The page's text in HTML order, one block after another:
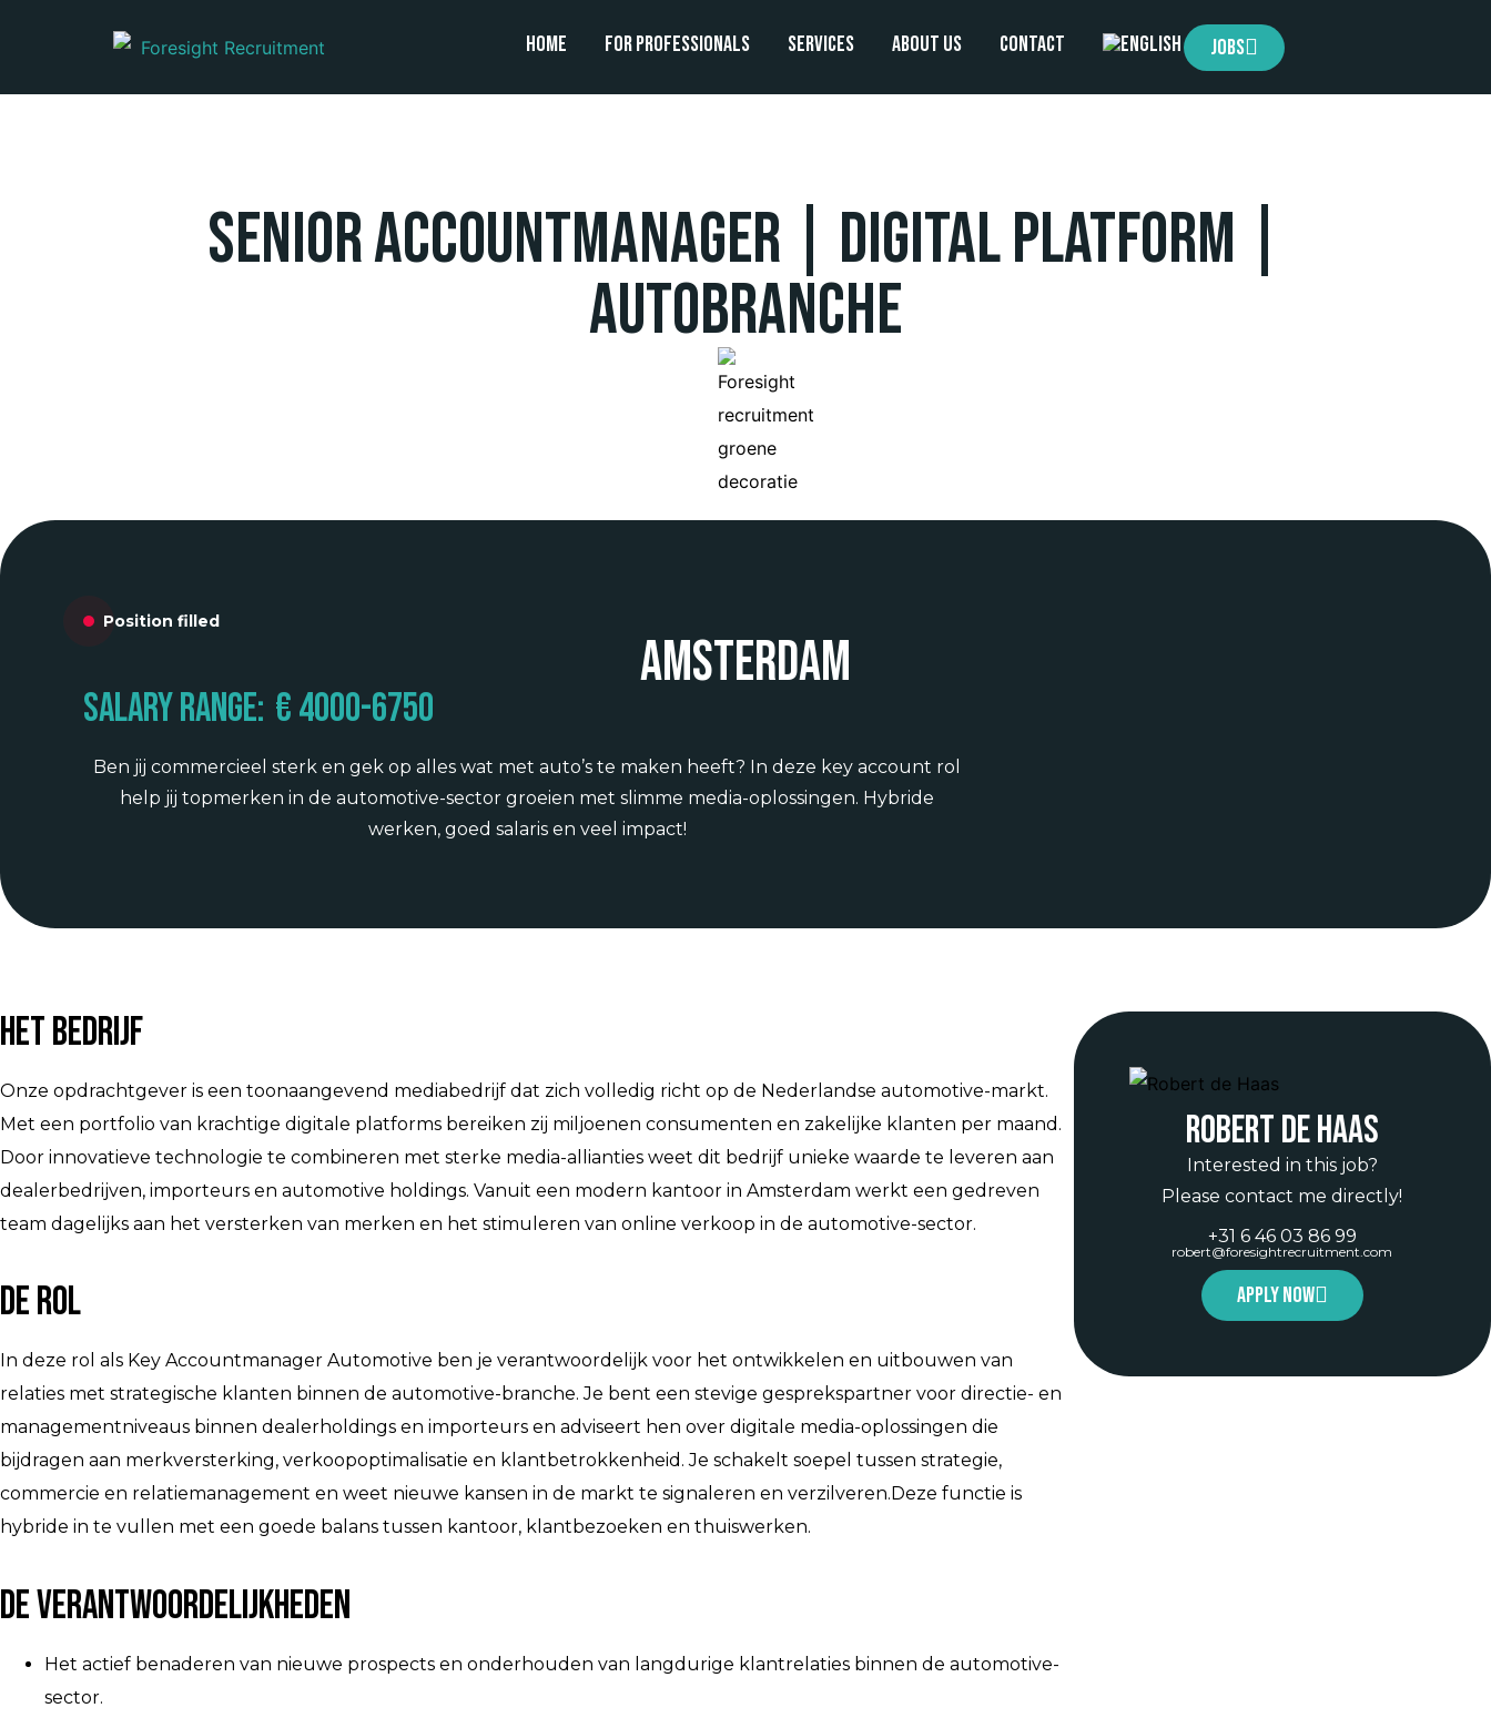
Home For professionals Services About us Contact Jobs
Senior Accountmanager | Digital Platform |
Autobranche
Position filled
Amsterdam
Salary range: € 4000-6750
Ben jij commercieel sterk en gek op alles wat met auto’s te maken heeft? In deze key account rol
help jij topmerken in de automotive-sector groeien met slimme media-oplossingen. Hybride
werken, goed salaris en veel impact!
Het bedrijf
Onze opdrachtgever is een toonaangevend mediabedrijf dat zich volledig richt op de Nederlandse automotive-markt.
Met een portfolio van krachtige digitale platforms bereiken zij miljoenen consumenten en zakelijke klanten per maand.
Door innovatieve technologie te combineren met sterke media-allianties weet dit bedrijf unieke waarde te leveren aan
dealerbedrijven, importeurs en automotive holdings. Vanuit een modern kantoor in Amsterdam werkt een gedreven
team dagelijks aan het versterken van merken en het stimuleren van online verkoop in de automotive-sector.
De rol
In deze rol als Key Accountmanager Automotive ben je verantwoordelijk voor het ontwikkelen en uitbouwen van
relaties met strategische klanten binnen de automotive-branche. Je bent een stevige gesprekspartner voor directie- en
managementniveaus binnen dealerholdings en importeurs en adviseert hen over digitale media-oplossingen die
bijdragen aan merkversterking, verkoopoptimalisatie en klantbetrokkenheid. Je schakelt soepel tussen strategie,
commercie en relatiemanagement en weet nieuwe kansen in de markt te signaleren en verzilveren.Deze functie is
hybride in te vullen met een goede balans tussen kantoor, klantbezoeken en thuiswerken.
De verantwoordelijkheden
Het actief benaderen van nieuwe prospects en onderhouden van langdurige klantrelaties binnen de automotive-
sector.
Robert de Haas
Interested in this job?
Please contact me directly!
+31 6 46 03 86 99
robert@foresightrecruitment.com
Apply now